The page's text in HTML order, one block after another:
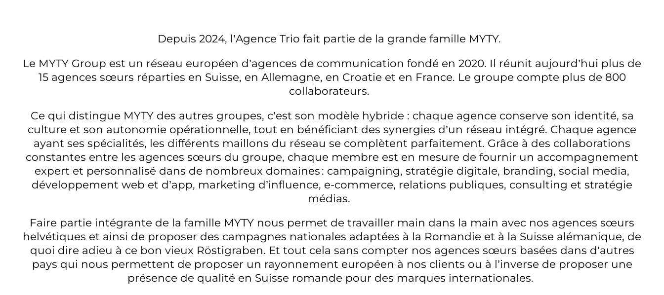
Depuis 2024, l’Agence Trio fait partie de la grande famille MYTY.
Le MYTY Group est un réseau européen d’agences de communication fondé en 2020. Il réunit aujourd’hui plus de
15 agences sœurs réparties en Suisse, en Allemagne, en Croatie et en France. Le groupe compte plus de 800
collaborateurs.
Ce qui distingue MYTY des autres groupes, c’est son modèle hybride : chaque agence conserve son identité, sa
culture et son autonomie opérationnelle, tout en bénéficiant des synergies d’un réseau intégré. Chaque agence
ayant ses spécialités, les différents maillons du réseau se complètent parfaitement. Grâce à des collaborations
constantes entre les agences sœurs du groupe, chaque membre est en mesure de fournir un accompagnement
expert et personnalisé dans de nombreux domaines : campaigning, stratégie digitale, branding, social media,
développement web et d’app, marketing d’influence, e-commerce, relations publiques, consulting et stratégie
médias.
Faire partie intégrante de la famille MYTY nous permet de travailler main dans la main avec nos agences sœurs
helvétiques et ainsi de proposer des campagnes nationales adaptées à la Romandie et à la Suisse alémanique, de
quoi dire adieu à ce bon vieux Röstigraben. Et tout cela sans compter nos agences sœurs basées dans d’autres
pays qui nous permettent de proposer un rayonnement européen à nos clients ou à l’inverse de proposer une
présence de qualité en Suisse romande pour des marques internationales.